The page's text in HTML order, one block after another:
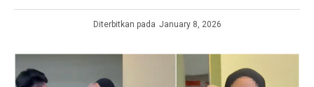
Diterbitkan pada January 8, 2026